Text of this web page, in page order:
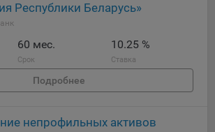
Республики Беларусь»
60 мес.
Срок
10.25 %
Ставка
Подробнее
непрофильных активов